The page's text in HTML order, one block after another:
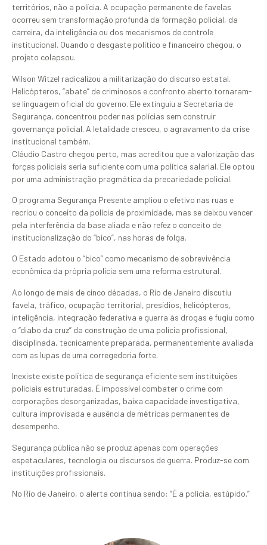
territórios, não a polícia. A ocupação permanente de favelas
ocorreu sem transformação profunda da formação policial, da
carreira, da inteligência ou dos mecanismos de controle
institucional. Quando o desgaste político e financeiro chegou, o
projeto colapsou.
Wilson Witzel radicalizou a militarização do discurso estatal.
Helicópteros, “abate” de criminosos e confronto aberto tornaram-
se linguagem oficial do governo. Ele extinguiu a Secretaria de
Segurança, concentrou poder nas polícias sem construir
governança policial. A letalidade cresceu, o agravamento da crise
institucional também.
Cláudio Castro chegou perto, mas acreditou que a valorização das
forças policiais seria suficiente com uma política salarial. Ele optou
por uma administração pragmática da precariedade policial.
O programa Segurança Presente ampliou o efetivo nas ruas e
recriou o conceito da polícia de proximidade, mas se deixou vencer
pela interferência da base aliada e não refez o conceito de
institucionalização do “bico”, nas horas de folga.
O Estado adotou o “bico” como mecanismo de sobrevivência
econômica da própria polícia sem uma reforma estrutural.
Ao longo de mais de cinco décadas, o Rio de Janeiro discutiu
favela, tráfico, ocupação territorial, presídios, helicópteros,
inteligência, integração federativa e guerra às drogas e fugiu como
o “diabo da cruz” da construção de uma polícia profissional,
disciplinada, tecnicamente preparada, permanentemente avaliada
com as lupas de uma corregedoria forte.
Inexiste existe política de segurança eficiente sem instituições
policiais estruturadas. É impossível combater o crime com
corporações desorganizadas, baixa capacidade investigativa,
cultura improvisada e ausência de métricas permanentes de
desempenho.
Segurança pública não se produz apenas com operações
espetaculares, tecnologia ou discursos de guerra. Produz-se com
instituições profissionais.
No Rio de Janeiro, o alerta continua sendo: “É a polícia, estúpido.”